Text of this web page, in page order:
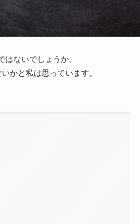
ないでしょうか。
かと私は思っています。